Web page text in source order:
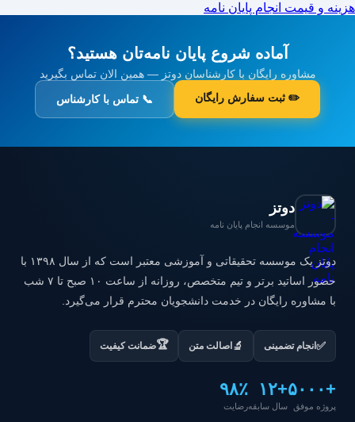
هزینه و قیمت انجام پایان نامه
آماده شروع پایان نامه‌تان هستید؟
مشاوره رایگان با کارشناسان دوتز — همین الان تماس بگیرید
✏️ ثبت سفارش رایگان 📞 تماس با کارشناس
دوتز
موسسه انجام پایان نامه
دوتز یک موسسه تحقیقاتی و آموزشی معتبر است که از سال ۱۳۹۸ با
حضور اساتید برتر و تیم متخصص، روزانه از ساعت ۱۰ صبح تا ۷ شب
با مشاوره رایگان در خدمت دانشجویان محترم قرار می‌گیرد.
✅ انجام تضمینی 🔬 اصالت متن 🏆ضمانت کیفیت
+۵۰۰۰
پروژه موفق
+۱۲
سال سابقه
۹۸٪
رضایت